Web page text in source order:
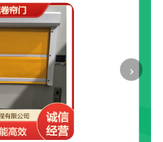
›